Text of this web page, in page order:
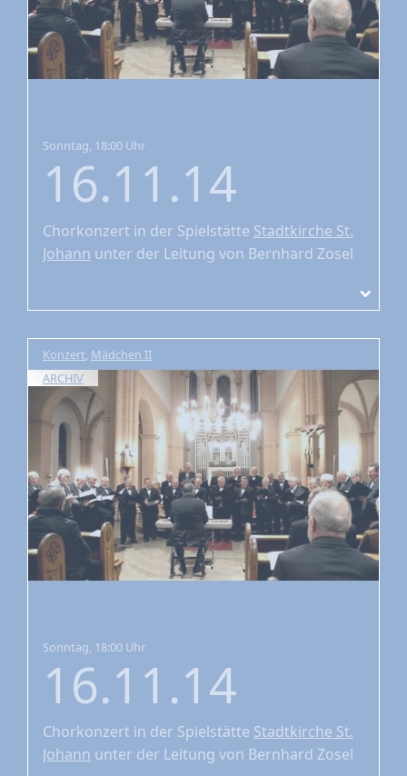
Sonntag, 18:00 Uhr
16.11.14
Chorkonzert in der Spielstätte Stadtkirche St.
Johann unter der Leitung von Bernhard Zosel
Konzert, Mädchen II
ARCHIV
Sonntag, 18:00 Uhr
16.11.14
Chorkonzert in der Spielstätte Stadtkirche St.
Johann unter der Leitung von Bernhard Zosel